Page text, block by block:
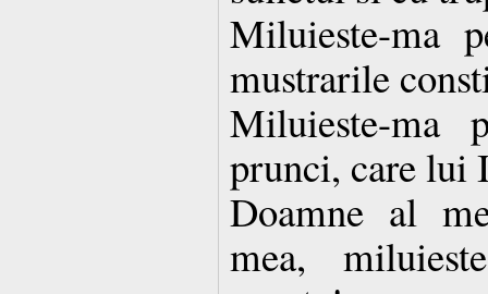
Miluieste-ma
mustrarile
Miluieste-ma
prunci, care lui
Doamne al
mea,